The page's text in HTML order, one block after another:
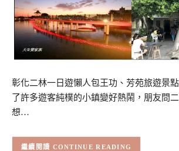
彰化二林一日遊懶人包王功、芳苑旅遊景
了許多遊客純樸的小鎮變好熱鬧，朋友問
想…
CONTINUE READING